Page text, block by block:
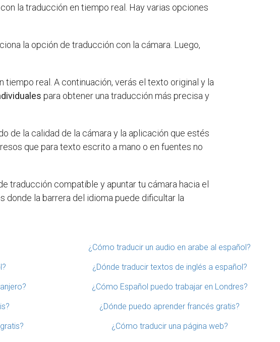
la traducción en tiempo real. Hay varias opciones
la opción de traducción con la cámara. Luego,
real. A continuación, verás el texto original y la
para obtener una traducción más precisa y
de la calidad de la cámara y la aplicación que estés
que para texto escrito a mano o en fuentes no
traducción compatible y apuntar tu cámara hacia el
donde la barrera del idioma puede dificultar la
¿Cómo traducir un audio en arabe al español?
¿Dónde traducir textos de inglés a español?
¿Cómo Español puedo trabajar en Londres?
¿Dónde puedo aprender francés gratis?
¿Cómo traducir una página web?